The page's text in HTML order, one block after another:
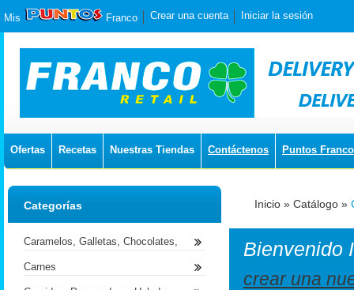
Mis Franco Crear una cuenta Iniciar la sesión
Ofertas Recetas Nuestras Tiendas Contáctenos Puntos Franco
Inicio » Catálogo »
Bienvenido
crear una
Categorías
Caramelos, Galletas, Chocolates,
Carnes